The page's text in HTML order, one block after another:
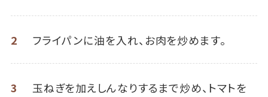
2 フライパンに油を入れ、お肉を炒めます。
3
玉ねぎを加えしんなりするまで炒め、トマトを